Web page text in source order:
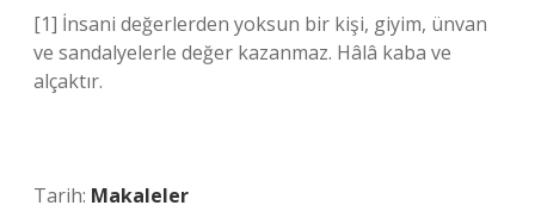
[1] İnsani değerlerden yoksun bir kişi, giyim, ünvan
ve sandalyelerle değer kazanmaz. Hâlâ kaba ve
alçaktır.
Tarih: Makaleler